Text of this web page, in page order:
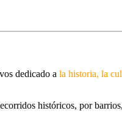
dedicado a la historia, la
históricos, por